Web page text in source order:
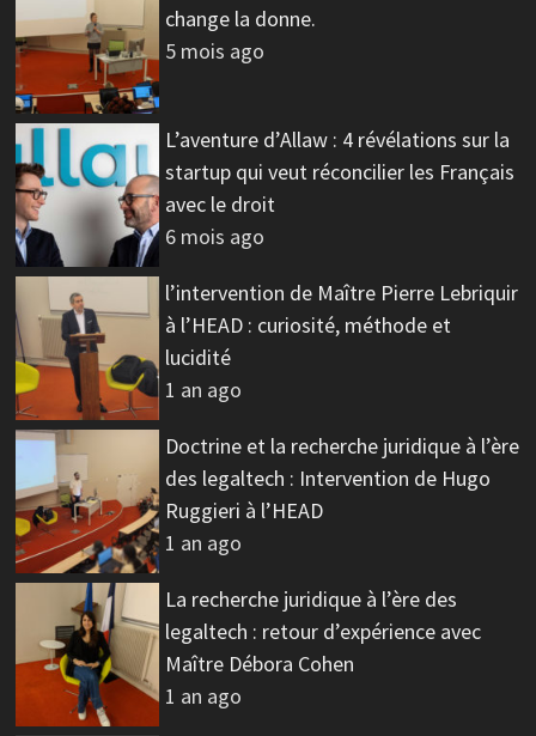
change la donne.
5 mois ago
L’aventure d’Allaw : 4 révélations sur la
startup qui veut réconcilier les Français
avec le droit
6 mois ago
l’intervention de Maître Pierre Lebriquir
à l’HEAD : curiosité, méthode et
lucidité
1 an ago
Doctrine et la recherche juridique à l’ère
des legaltech : Intervention de Hugo
Ruggieri à l’HEAD
1 an ago
La recherche juridique à l’ère des
legaltech : retour d’expérience avec
Maître Débora Cohen
1 an ago